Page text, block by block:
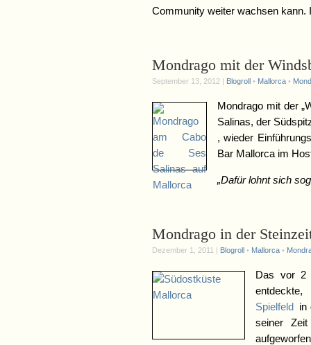
Community weiter wachsen kann.
Mondrago mit der
September 13, 2012 | Blogroll • Mallorca •
Mondrago mit der
Salinas, der
, wieder
Bar Mallorca im
„Dafür lohnt sich
Mondrago in der
Dezember 1, 2011 | Blogroll • Mallorca •
Das vor 2
Spielfeld
in
seiner